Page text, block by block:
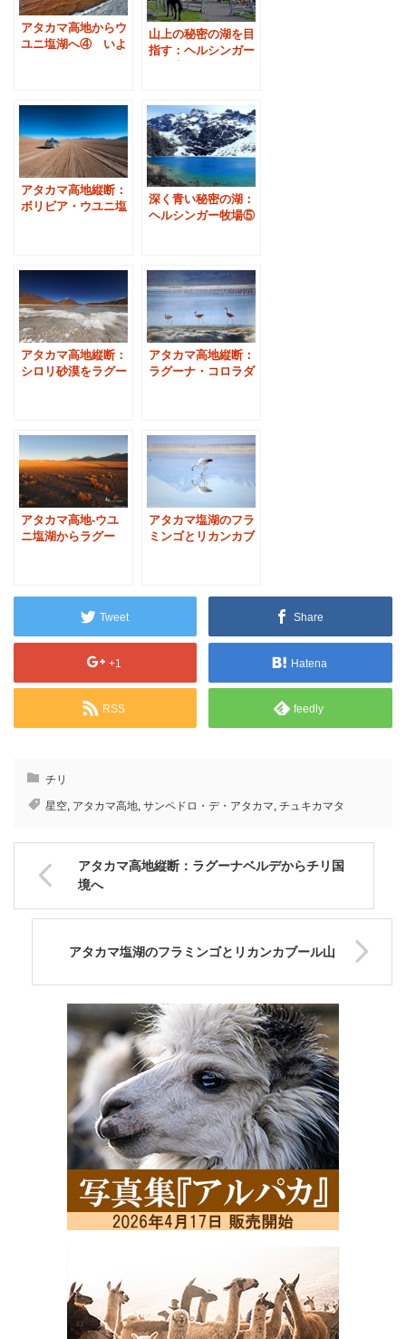
アタカマ高地からウ
ユニ塩湖へ④ いよ
山上の秘密の湖を目
指す：ヘルシンガー
アタカマ高地縦断：
ボリビア・ウユニ塩
深く青い秘密の湖：
ヘルシンガー牧場⑤
アタカマ高地縦断：
シロリ砂漠をラグー
アタカマ高地縦断：
ラグーナ・コロラダ
アタカマ高地-ウユ
ニ塩湖からラグー
アタカマ塩湖のフラ
ミンゴとリカンカブ
Tweet Share
+1 Hatena
RSS feedly
チリ
星空, アタカマ高地, サンペドロ・デ・アタカマ, チュキカマタ
アタカマ高地縦断：ラグーナベルデからチリ国
境へ
アタカマ塩湖のフラミンゴとリカンカブール山